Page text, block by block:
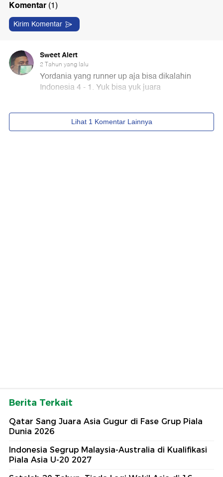
Berita Terkait
Qatar Sang Juara Asia Gugur di Fase Grup Piala
Dunia 2026
Indonesia Segrup Malaysia-Australia di Kualifikasi
Piala Asia U-20 2027